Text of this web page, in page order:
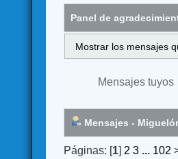
Panel de
Mostrar los mensajes
Mensajes tuyos
Mensajes -
Páginas: [1] 2 3 ... 102